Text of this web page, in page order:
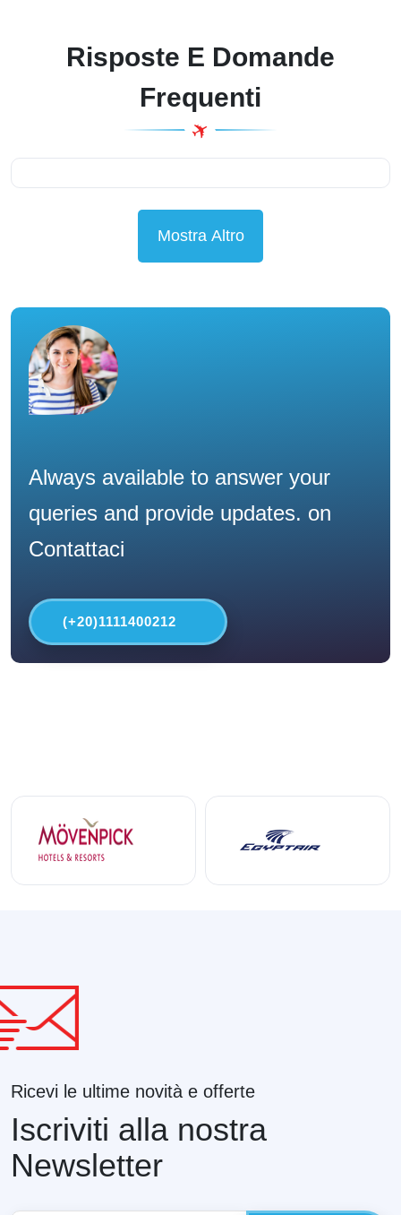
Risposte E Domande
Frequenti
Mostra Altro
Always available to answer your
queries and provide updates. on
Contattaci
(+20)1111400212
Ricevi le ultime novità e offerte
Iscriviti alla nostra
Newsletter